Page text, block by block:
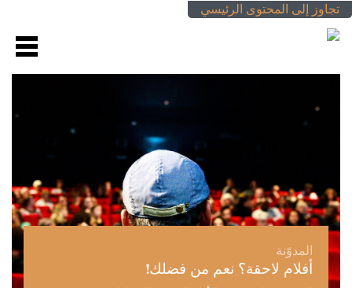
تجاوز إلى المحتوى الرئيسي
المدوّنة
أفلام لاحقة؟ نعم من فضلك!